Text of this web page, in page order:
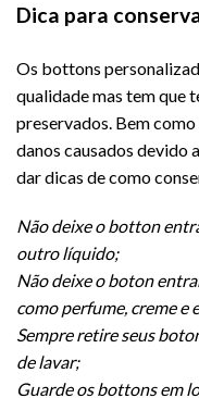
Dica para
Os bottons
qualidade mas tem que
preservados. Bem
danos causados devido
dar dicas de como
Não deixe o botton
outro líquido;
Não deixe o boton
como perfume, creme e
Sempre retire seus
de lavar;
Guarde os bottons em